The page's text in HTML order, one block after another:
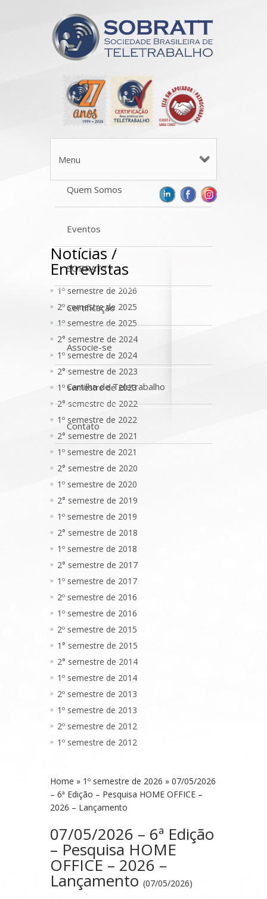
Quem Somos
Eventos
SOBRATT+
Certificação
Associe-se
Cartilha de Teletrabalho
Contato
Menu
Notícias /
Entrevistas
1º semestre de 2026
2º semestre de 2025
1º semestre de 2025
2° semestre de 2024
1º semestre de 2024
2° semestre de 2023
1º semestre de 2023
2° semestre de 2022
1º semestre de 2022
2° semestre de 2021
1º semestre de 2021
2° semestre de 2020
1º semestre de 2020
2° semestre de 2019
1º semestre de 2019
2° semestre de 2018
1º semestre de 2018
2° semestre de 2017
1º semestre de 2017
2º semestre de 2016
1º semestre de 2016
2º semestre de 2015
1° semestre de 2015
2° semestre de 2014
1º semestre de 2014
2º semestre de 2013
1º semestre de 2013
2º semestre de 2012
1º semestre de 2012
Home » 1º semestre de 2026 » 07/05/2026
– 6ª Edição – Pesquisa HOME OFFICE –
2026 – Lançamento
07/05/2026 – 6ª Edição
– Pesquisa HOME
OFFICE – 2026 –
Lançamento (07/05/2026)